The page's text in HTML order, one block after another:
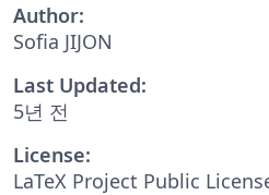
Author:
Sofia JIJON
Last Updated:
5년 전
License:
LaTeX Project Public